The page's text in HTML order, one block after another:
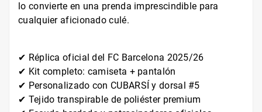
lo convierte en una prenda imprescindible para
cualquier aficionado culé.
✔ Réplica oficial del FC Barcelona 2025/26
✔ Kit completo: camiseta + pantalón
✔ Personalizado con CUBARSÍ y dorsal #5
✔ Tejido transpirable de poliéster premium